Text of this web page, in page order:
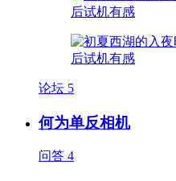
论坛 5
何为单反相机
问答 4